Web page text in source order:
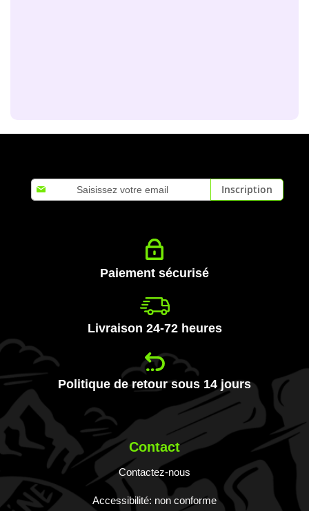
Inscription
à
Inscription
Paiement sécurisé
Livraison 24-72 heures
Politique de retour sous 14 jours
Contact
Contactez-nous
Accessibilité: non conforme